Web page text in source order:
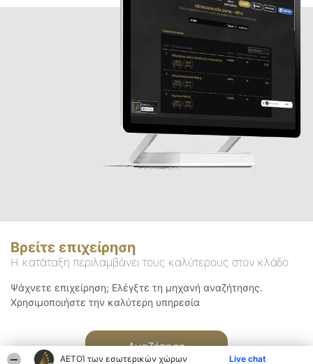
ΑΕΤΟΊ των εσωτερικών χώρων Live chat
Βρείτε επιχείρηση
Η κατάταξη περιλαμβάνει τους καλύτερους στον κλάδο
Ψάχνετε επιχείρηση; Ελέγξτε τη μηχανή αναζήτησης.
Χρησιμοποιήστε την καλύτερη υπηρεσία
Αναζήτηση